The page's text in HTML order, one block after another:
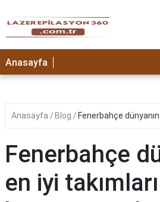
Anasayfa
Anasayfa Blog Fenerbahçe
Fenerbahçe
en iyi